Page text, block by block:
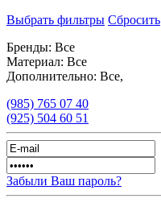
Выбрать фильтры Сбросить
Бренды: Все
Материал: Все
Дополнительно: Все,
(985) 765 07 40
(925) 504 60 51
Забыли Ваш пароль?